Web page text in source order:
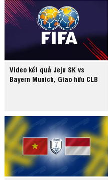
Video kết quả Jeju SK vs
Bayern Munich, Giao hữu CLB